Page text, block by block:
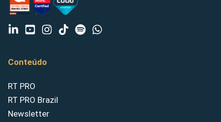
Conteúdo
RT PRO
RT PRO Brazil
Newsletter